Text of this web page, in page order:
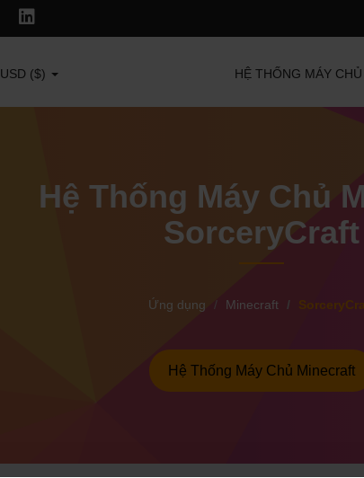
USD ($) HỆ THỐNG MÁY
Hệ Thống Máy Chủ
SorceryCraft
Ứng dụng Minecraft
Hệ Thống Máy Chủ Minecraft